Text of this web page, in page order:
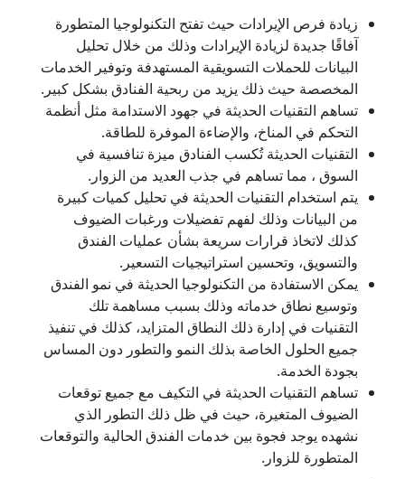
زيادة فرص الإيرادات حيث تفتح التكنولوجيا المتطورة
آفاقًا جديدة لزيادة الإيرادات وذلك من خلال تحليل
البيانات للحملات التسويقية المستهدفة وتوفير الخدمات
المخصصة حيث ذلك يزيد من ربحية الفنادق بشكل كبير.
تساهم التقنيات الحديثة في جهود الاستدامة مثل أنظمة
التحكم في المناخ، والإضاءة الموفرة للطاقة.
التقنيات الحديثة تُكسب الفنادق ميزة تنافسية في
السوق ، مما تساهم في جذب العديد من الزوار.
يتم استخدام التقنيات الحديثة في تحليل كميات كبيرة
من البيانات وذلك لفهم تفضيلات ورغبات الضيوف
كذلك لاتخاذ قرارات سريعة بشأن عمليات الفندق
والتسويق، وتحسين استراتيجيات التسعير.
يمكن الاستفادة من التكنولوجيا الحديثة في نمو الفندق
وتوسيع نطاق خدماته وذلك بسبب مساهمة تلك
التقنيات في إدارة ذلك النطاق المتزايد، كذلك في تنفيذ
جميع الحلول الخاصة بذلك النمو والتطور دون المساس
بجودة الخدمة.
تساهم التقنيات الحديثة في التكيف مع جميع توقعات
الضيوف المتغيرة، حيث في ظل ذلك التطور الذي
نشهده يوجد فجوة بين خدمات الفندق الحالية والتوقعات
المتطورة للزوار.